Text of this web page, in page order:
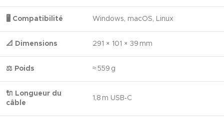
🖥️ Compatibilité Windows, macOS, Linux
📐 Dimensions 291 × 101 × 39 mm
⚖️ Poids ≈ 559 g
🔌 Longueur du
câble
1,8 m USB‑C